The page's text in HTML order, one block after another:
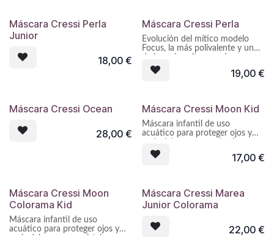
Máscara Cressi Perla
Junior
18,00€
Máscara Cressi Perla
Evolución del mítico modelo
Focus, la más polivalente y una
Cressi-sub. PERLA se beneficia
del facial de este modelo con un
todos los profesionales,
instalando una montura de
líneas similares pero con un
sistema de ensamblaje
simplificado para ofrecer un
precio sorprendentemente
competitivo.
19,00€
Máscara Cressi Ocean
28,00€
Máscara Cressi Moon Kid
Máscara infantil de uso
acuático para proteger ojos y
policarbonato anti-UV y facial
de Silflex.
17,00€
Máscara Cressi Moon
Colorama Kid
Máscara infantil de uso
acuático para proteger ojos y
Máscara Cressi Marea
Junior Colorama
22,00€